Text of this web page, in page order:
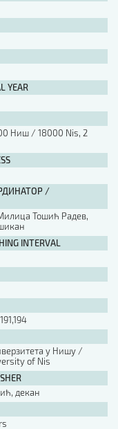
YEAR
Ниш / 18000 Nis, 2
/
Тошић Радев,
INTERVAL
у Нишу /
of Nis
декан